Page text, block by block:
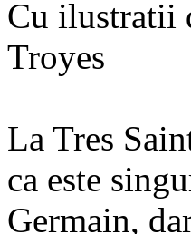
Cu ilustratii
Troyes
La Tres
ca este
Germain,